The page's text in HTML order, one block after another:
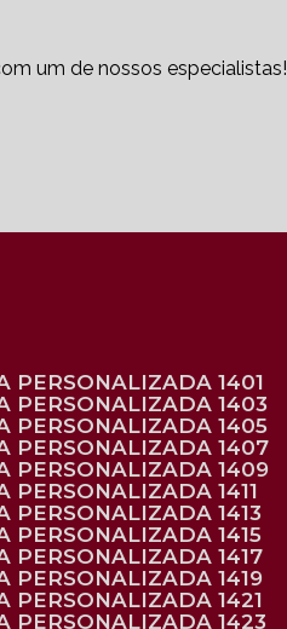
um de nossos especialistas!
PERSONALIZADA 1401
PERSONALIZADA 1403
PERSONALIZADA 1405
PERSONALIZADA 1407
PERSONALIZADA 1409
PERSONALIZADA 1411
PERSONALIZADA 1413
PERSONALIZADA 1415
PERSONALIZADA 1417
PERSONALIZADA 1419
PERSONALIZADA 1421
PERSONALIZADA 1423